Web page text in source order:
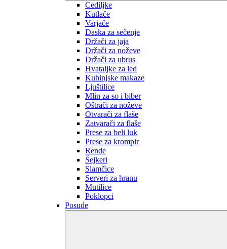
Cediljke
Kutlače
Varjače
Daska za sečenje
Držači za jaja
Držači za noževe
Držači za ubrus
Hvataljke za led
Kuhinjske makaze
Ljuštilice
Mlin za so i biber
Oštrači za noževe
Otvarači za flaše
Zatvarači za flaše
Prese za beli luk
Prese za krompir
Rende
Šejkeri
Slamčice
Serveri za hranu
Mutilice
Poklopci
Posude